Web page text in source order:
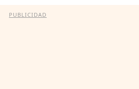
PUBLICIDAD